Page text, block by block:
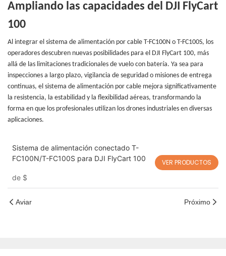
Ampliando las capacidades del DJI FlyCart
100
Al integrar el sistema de alimentación por cable T-FC100N o T-FC100S, los
operadores descubren nuevas posibilidades para el DJI FlyCart 100, más
allá de las limitaciones tradicionales de vuelo con batería. Ya sea para
inspecciones a largo plazo, vigilancia de seguridad o misiones de entrega
continuas, el sistema de alimentación por cable mejora significativamente
la resistencia, la estabilidad y la flexibilidad aéreas, transformando la
forma en que los profesionales utilizan los drones industriales en diversas
aplicaciones.
Sistema de alimentación conectado T-
FC100N/T-FC100S para DJI FlyCart 100
de $
VER PRODUCTOS
Aviar Próximo